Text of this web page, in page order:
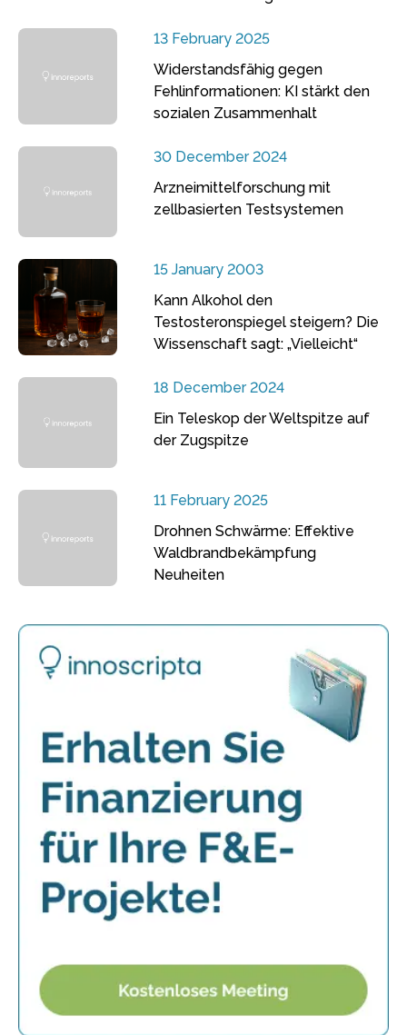
13 February 2025
Widerstandsfähig gegen
Fehlinformationen: KI stärkt den
sozialen Zusammenhalt
30 December 2024
Arzneimittelforschung mit
zellbasierten Testsystemen
15 January 2003
Kann Alkohol den
Testosteronspiegel steigern? Die
Wissenschaft sagt: „Vielleicht“
18 December 2024
Ein Teleskop der Weltspitze auf
der Zugspitze
11 February 2025
Drohnen Schwärme: Effektive
Waldbrandbekämpfung
Neuheiten